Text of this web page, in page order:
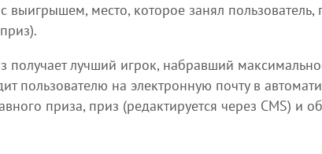
выигрышем, место, которое занял
получает лучший игрок, набравший
пользователю на электронную почту в
приза, приз (редактируется через CMS)